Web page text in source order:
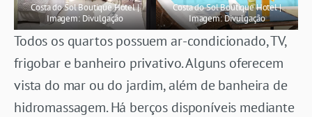
Costa do Sol Boutique Hotel |
Imagem: Divulgação
Costa do Sol Boutique Hotel |
Imagem: Divulgação
Todos os quartos possuem ar-condicionado, TV,
frigobar e banheiro privativo. Alguns oferecem
vista do mar ou do jardim, além de banheira de
hidromassagem. Há berços disponíveis mediante